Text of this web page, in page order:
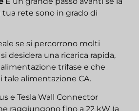
tua rete sono in grado di
se si percorrono molti
desidera una ricarica rapida,
trifase e che
tale alimentazione CA.
e Tesla Wall Connector
raggiungono fino a 22 kW (a